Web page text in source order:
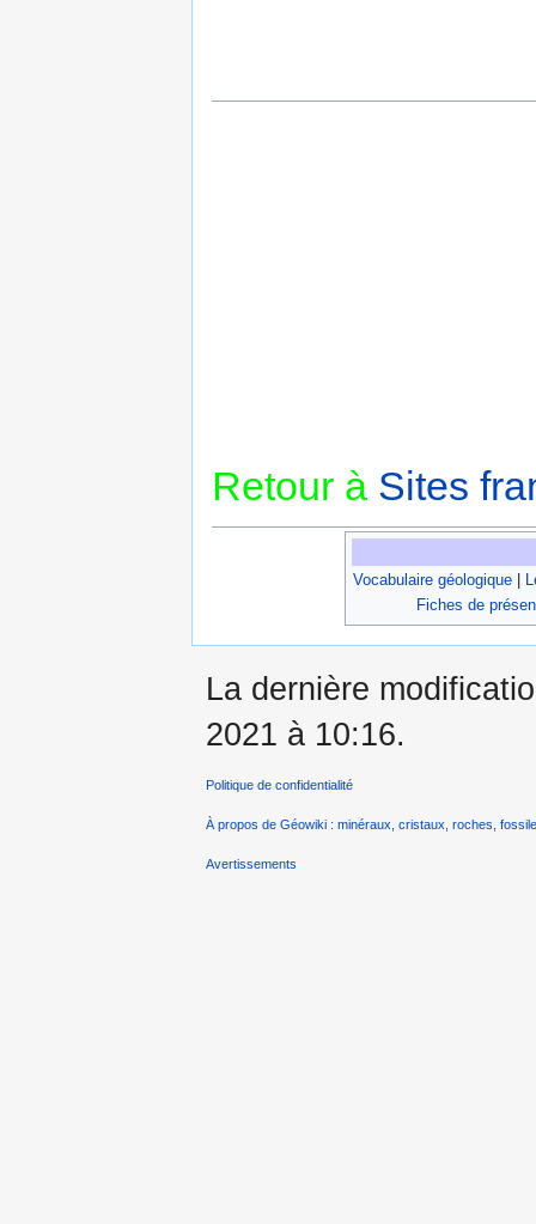
Retour à Sites
Vocabulaire géologique|
Fiches de
La dernière
2021 à 10:16.
Politique de confidentialité
À propos de Géowiki : minéraux, cristaux, roches,
Avertissements